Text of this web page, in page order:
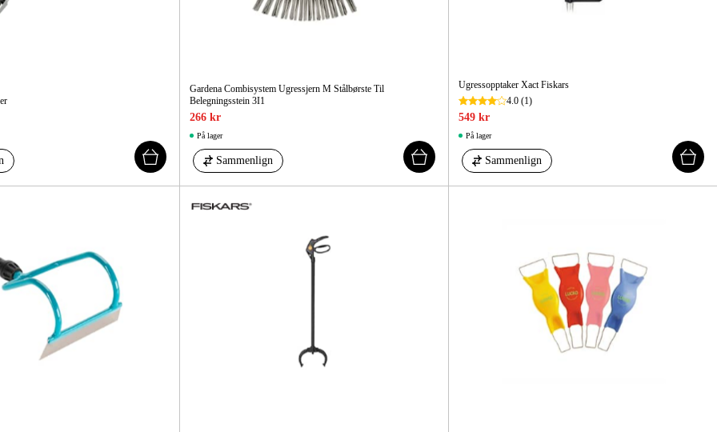
Gardena Combisystem Ugressjern M Stålbørste Til
Belegningsstein 3I1
266 kr
På lager
Sammenlign
Ugressopptaker Xact Fiskars
4.0(1)
549 kr
På lager
Sammenlign